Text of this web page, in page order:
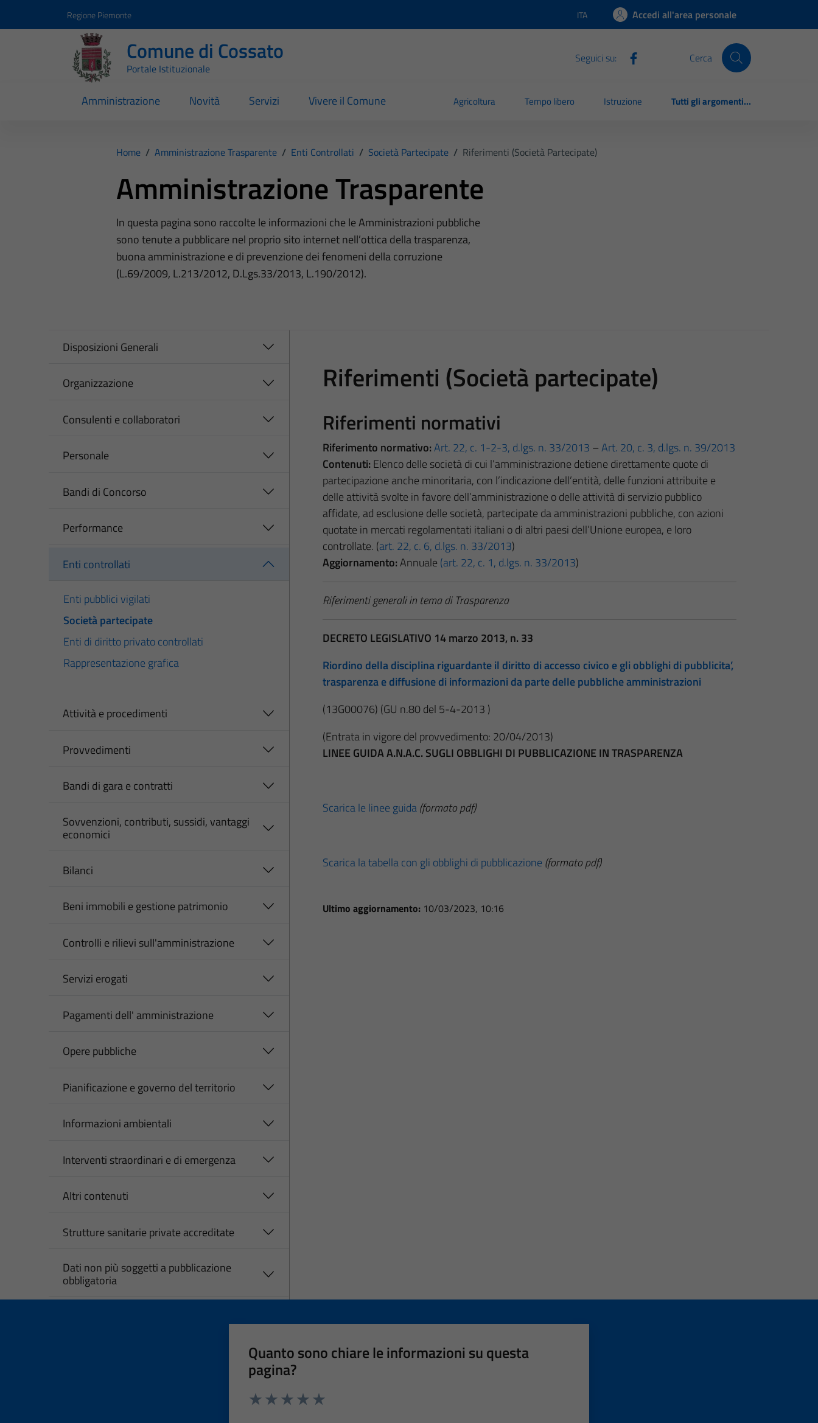
Regione Piemonte Lingua attiva:
ITA Accedi all'area personale
Comune di Cossato
Portale Istituzionale
Seguici su: Cerca
Amministrazione Novità Servizi Vivere il Comune Agricoltura Tempo libero Istruzione Tutti gli argomenti...
Home / Amministrazione Trasparente / Enti Controllati / Società Partecipate / Riferimenti (Società Partecipate)
Amministrazione Trasparente
In questa pagina sono raccolte le informazioni che le Amministrazioni pubbliche
sono tenute a pubblicare nel proprio sito internet nell’ottica della trasparenza,
buona amministrazione e di prevenzione dei fenomeni della corruzione
(L.69/2009, L.213/2012, D.Lgs.33/2013, L.190/2012).
Disposizioni Generali
Organizzazione
Consulenti e collaboratori
Personale
Bandi di Concorso
Performance
Enti controllati
Enti pubblici vigilati
Società partecipate
Enti di diritto privato controllati
Rappresentazione grafica
Attività e procedimenti
Provvedimenti
Bandi di gara e contratti
Sovvenzioni, contributi, sussidi, vantaggi
economici
Bilanci
Beni immobili e gestione patrimonio
Controlli e rilievi sull'amministrazione
Servizi erogati
Pagamenti dell' amministrazione
Opere pubbliche
Pianificazione e governo del territorio
Informazioni ambientali
Interventi straordinari e di emergenza
Altri contenuti
Strutture sanitarie private accreditate
Dati non più soggetti a pubblicazione
obbligatoria
Riferimenti (Società partecipate)
Riferimenti normativi
Riferimento normativo:Art. 22, c. 1-2-3, d.lgs. n. 33/2013 –Art. 20, c. 3, d.lgs. n. 39/2013
Contenuti: Elenco delle società di cui l’amministrazione detiene direttamente quote di
partecipazione anche minoritaria, con l’indicazione dell’entità, delle funzioni attribuite e
delle attività svolte in favore dell’amministrazione o delle attività di servizio pubblico
affidate, ad esclusione delle società, partecipate da amministrazioni pubbliche, con azioni
quotate in mercati regolamentati italiani o di altri paesi dell’Unione europea, e loro
controllate. (art. 22, c. 6, d.lgs. n. 33/2013)
Aggiornamento:Annuale (art. 22, c. 1, d.lgs. n. 33/2013)
Riferimenti generali in tema di Trasparenza
DECRETO LEGISLATIVO 14 marzo 2013, n. 33
Riordino della disciplina riguardante il diritto di accesso civico e gli obblighi di pubblicita’,
trasparenza e diffusione di informazioni da parte delle pubbliche amministrazioni
(13G00076) (GU n.80 del 5-4-2013 )
(Entrata in vigore del provvedimento: 20/04/2013)
LINEE GUIDA A.N.A.C. SUGLI OBBLIGHI DI PUBBLICAZIONE IN TRASPARENZA
Scarica le linee guida(formato pdf)
Scarica la tabella con gli obblighi di pubblicazione (formato pdf)
Ultimo aggiornamento: 10/03/2023, 10:16
Quanto sono chiare le informazioni su questa
pagina?